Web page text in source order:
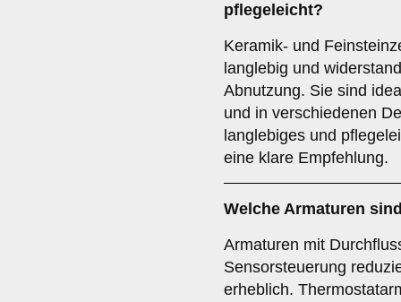
pflegeleicht?
Keramik- und
langlebig und
Abnutzung. Sie sind
und in verschiedenen
langlebiges und
eine klare Empfehlung.
Welche Armaturen
Armaturen mit
Sensorsteuerung
erheblich.